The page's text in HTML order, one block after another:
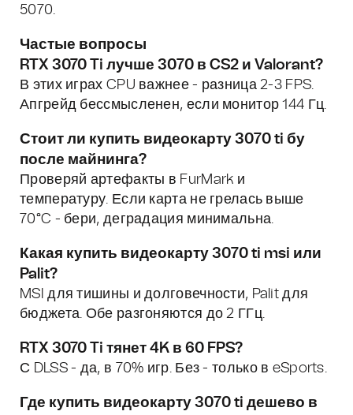
5070.
Частые вопросы
RTX 3070 Ti лучше 3070 в CS2 и Valorant?
В этих играх CPU важнее - разница 2-3 FPS.
Апгрейд бессмысленен, если монитор 144 Гц.
Стоит ли купить видеокарту 3070 ti бу
после майнинга?
Проверяй артефакты в FurMark и
температуру. Если карта не грелась выше
70°C - бери, деградация минимальна.
Какая купить видеокарту 3070 ti msi или
Palit?
MSI для тишины и долговечности, Palit для
бюджета. Обе разгоняются до 2 ГГц.
RTX 3070 Ti тянет 4K в 60 FPS?
С DLSS - да, в 70% игр. Без - только в eSports.
Где купить видеокарту 3070 ti дешево в